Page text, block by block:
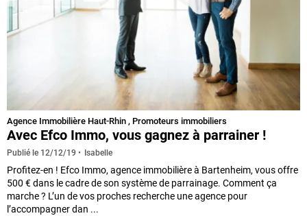
Agence Immobilière Haut-Rhin , Promoteurs immobiliers
Avec Efco Immo, vous gagnez à parrainer !
Publié le 12/12/19 Isabelle
Profitez-en ! Efco Immo, agence immobilière à Bartenheim, vous offre
500 € dans le cadre de son système de parrainage. Comment ça
marche ? L’un de vos proches recherche une agence pour
l’accompagner dan ...